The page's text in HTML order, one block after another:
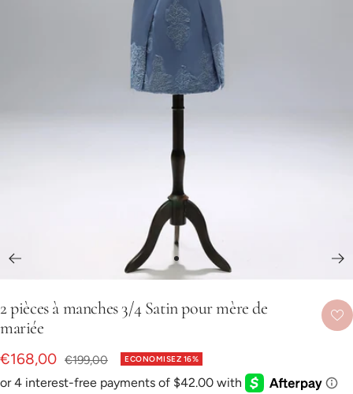
Aller
slide
2 pièces à manches 3/4 Satin pour mère de
mariée
Prix
de
€168,00 Prix
normal
€199,00 ECONOMISEZ 16%